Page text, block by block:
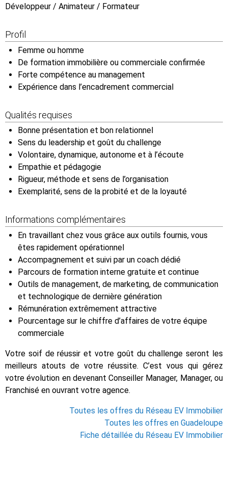
Développeur / Animateur / Formateur
Profil
Femme ou homme
De formation immobilière ou commerciale confirmée
Forte compétence au management
Expérience dans l’encadrement commercial
Qualités requises
Bonne présentation et bon relationnel
Sens du leadership et goût du challenge
Volontaire, dynamique, autonome et à l’écoute
Empathie et pédagogie
Rigueur, méthode et sens de l’organisation
Exemplarité, sens de la probité et de la loyauté
Informations complémentaires
En travaillant chez vous grâce aux outils fournis, vous
êtes rapidement opérationnel
Accompagnement et suivi par un coach dédié
Parcours de formation interne gratuite et continue
Outils de management, de marketing, de communication
et technologique de dernière génération
Rémunération extrêmement attractive
Pourcentage sur le chiffre d’affaires de votre équipe
commerciale
Votre soif de réussir et votre goût du challenge seront les
meilleurs atouts de votre réussite. C’est vous qui gérez
votre évolution en devenant Conseiller Manager, Manager, ou
Franchisé en ouvrant votre agence.
Toutes les offres du Réseau EV Immobilier
Toutes les offres en Guadeloupe
Fiche détaillée du Réseau EV Immobilier